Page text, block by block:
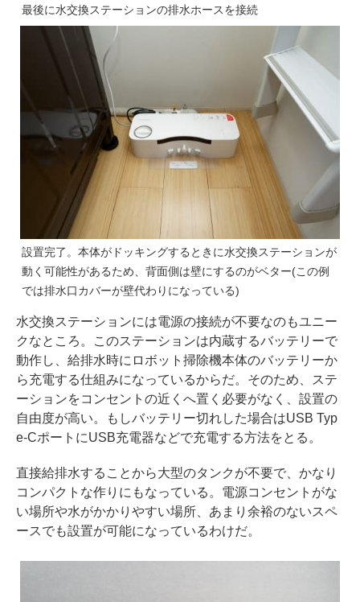
最後に水交換ステーションの排水ホースを接続
設置完了。本体がドッキングするときに水交換ステーションが
動く可能性があるため、背面側は壁にするのがベター(この例
では排水口カバーが壁代わりになっている)
水交換ステーションには電源の接続が不要なのもユニー
クなところ。このステーションは内蔵するバッテリーで
動作し、給排水時にロボット掃除機本体のバッテリーか
ら充電する仕組みになっているからだ。そのため、ステ
ーションをコンセントの近くへ置く必要がなく、設置の
自由度が高い。もしバッテリー切れした場合はUSB Typ
e-CポートにUSB充電器などで充電する方法をとる。
直接給排水することから大型のタンクが不要で、かなり
コンパクトな作りにもなっている。電源コンセントがな
い場所や水がかかりやすい場所、あまり余裕のないスペ
ースでも設置が可能になっているわけだ。